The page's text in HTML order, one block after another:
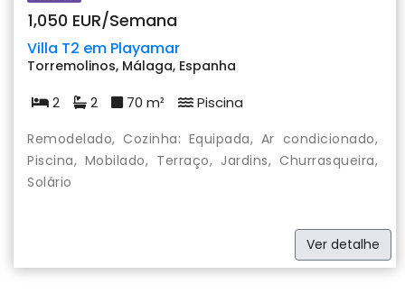
1,050 EUR/Semana
Villa T2 em Playamar
Torremolinos, Málaga, Espanha
2 2 70 m² Piscina
Remodelado, Cozinha: Equipada, Ar condicionado,
Piscina, Mobilado, Terraço, Jardins, Churrasqueira,
Solário
Ver detalhe